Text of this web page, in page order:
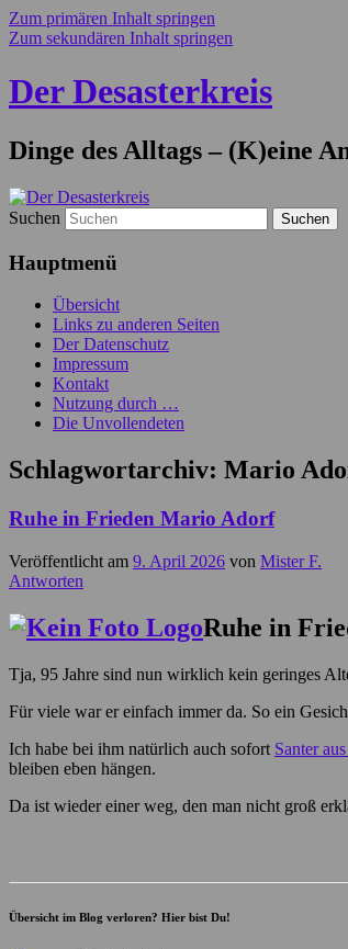
Zum primären Inhalt springen
Zum sekundären Inhalt springen
Der Desasterkreis
Dinge des Alltags – (K)eine
Suchen
Hauptmenü
Übersicht
Links zu anderen Seiten
Der Datenschutz
Impressum
Kontakt
Nutzung durch …
Die Unvollendeten
Schlagwortarchiv: Mario
Ruhe in Frieden Mario Adorf
Veröffentlicht am 9. April 2026 von Mister F.
Antworten
Ruhe in
Tja, 95 Jahre sind nun wirklich kein geringes
Für viele war er einfach immer da. So ein
Ich habe bei ihm natürlich auch sofort Santer
bleiben eben hängen.
Da ist wieder einer weg, den man nicht groß
Übersicht im Blog verloren? Hier bist Du!